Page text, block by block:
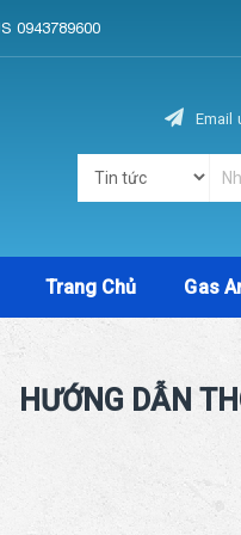
0943789600
Email
Trang Chủ Gas
HƯỚNG DẪN